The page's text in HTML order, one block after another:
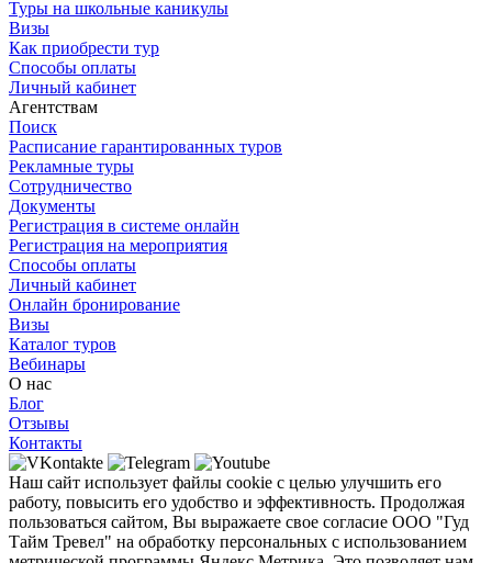
Туры на школьные каникулы
Визы
Как приобрести тур
Способы оплаты
Личный кабинет
Агентствам
Поиск
Расписание гарантированных туров
Рекламные туры
Сотрудничество
Документы
Регистрация в системе онлайн
Регистрация на мероприятия
Способы оплаты
Личный кабинет
Онлайн бронирование
Визы
Каталог туров
Вебинары
О нас
Блог
Отзывы
Контакты
Наш сайт использует файлы cookie с целью улучшить его
работу, повысить его удобство и эффективность. Продолжая
пользоваться сайтом, Вы выражаете свое согласие ООО "Гуд
Тайм Тревел" на обработку персональных с использованием